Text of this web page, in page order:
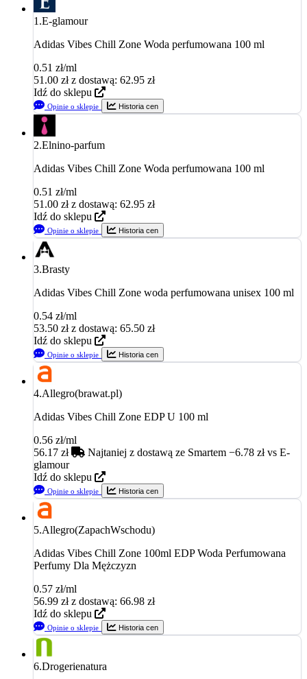
1.E-glamour
Adidas Vibes Chill Zone Woda perfumowana 100 ml
0.51 zł/ml
51.00 zł z dostawą: 62.95 zł
Idź do sklepu
Opinie o sklepie Historia cen
2.Elnino-parfum
Adidas Vibes Chill Zone Woda perfumowana 100 ml
0.51 zł/ml
51.00 zł z dostawą: 62.95 zł
Idź do sklepu
Opinie o sklepie Historia cen
3.Brasty
Adidas Vibes Chill Zone woda perfumowana unisex 100 ml
0.54 zł/ml
53.50 zł z dostawą: 65.50 zł
Idź do sklepu
Opinie o sklepie Historia cen
4.Allegro(brawat.pl)
Adidas Vibes Chill Zone EDP U 100 ml
0.56 zł/ml
56.17 zł Najtaniej z dostawą ze Smartem −6.78 zł vs E-
glamour
Idź do sklepu
Opinie o sklepie Historia cen
5.Allegro(ZapachWschodu)
Adidas Vibes Chill Zone 100ml EDP Woda Perfumowana
Perfumy Dla Mężczyzn
0.57 zł/ml
56.99 zł z dostawą: 66.98 zł
Idź do sklepu
Opinie o sklepie Historia cen
6.Drogerienatura